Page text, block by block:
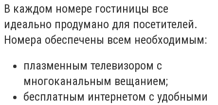
В каждом номере гостиницы все
идеально продумано для посетителей.
Номера обеспечены всем необходимым:
плазменным телевизором с
многоканальным вещанием;
бесплатным интернетом с удобными